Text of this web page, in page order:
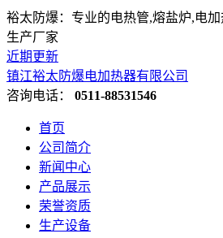
裕太防爆：专业的电热管,熔盐炉,电
生产厂家
近期更新
镇江裕太防爆电加热器有限公司
咨询电话： 0511-88531546
首页
公司简介
新闻中心
产品展示
荣誉资质
生产设备